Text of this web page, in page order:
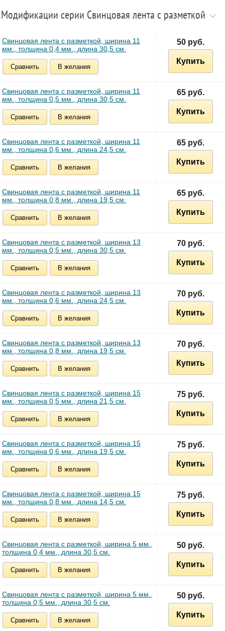
Модификации серии Свинцовая лента с разметкой
Свинцовая лента с разметкой, ширина 11
мм., толщина 0,4 мм., длина 30,5 см.
Сравнить В желания
50 руб.
Купить
Свинцовая лента с разметкой, ширина 11
мм., толщина 0,5 мм., длина 30,5 см.
Сравнить В желания
65 руб.
Купить
Свинцовая лента с разметкой, ширина 11
мм., толщина 0,6 мм., длина 24,5 см.
Сравнить В желания
65 руб.
Купить
Свинцовая лента с разметкой, ширина 11
мм., толщина 0,8 мм., длина 19,5 см.
Сравнить В желания
65 руб.
Купить
Свинцовая лента с разметкой, ширина 13
мм., толщина 0,5 мм., длина 30,5 см.
Сравнить В желания
70 руб.
Купить
Свинцовая лента с разметкой, ширина 13
мм., толщина 0,6 мм., длина 24,5 см.
Сравнить В желания
70 руб.
Купить
Свинцовая лента с разметкой, ширина 13
мм., толщина 0,8 мм., длина 19,5 см.
Сравнить В желания
70 руб.
Купить
Свинцовая лента с разметкой, ширина 15
мм., толщина 0,5 мм., длина 21,5 см.
Сравнить В желания
75 руб.
Купить
Свинцовая лента с разметкой, ширина 15
мм., толщина 0,6 мм., длина 19,5 см.
Сравнить В желания
75 руб.
Купить
Свинцовая лента с разметкой, ширина 15
мм., толщина 0,8 мм., длина 14,5 см.
Сравнить В желания
75 руб.
Купить
Свинцовая лента с разметкой, ширина 5 мм.,
толщина 0,4 мм., длина 30,5 см.
Сравнить В желания
50 руб.
Купить
Свинцовая лента с разметкой, ширина 5 мм.,
толщина 0,5 мм., длина 30,5 см.
Сравнить В желания
50 руб.
Купить